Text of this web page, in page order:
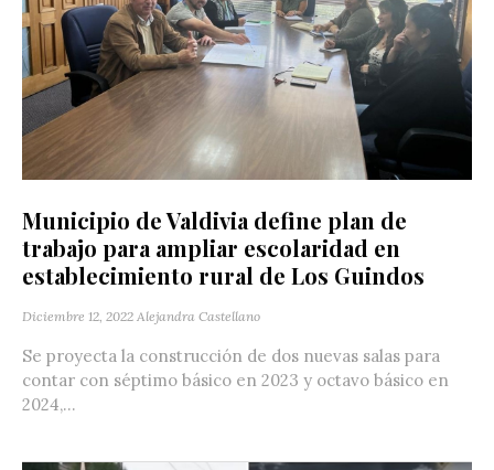
Municipio de Valdivia define plan de
trabajo para ampliar escolaridad en
establecimiento rural de Los Guindos
Diciembre 12, 2022 Alejandra Castellano
Se proyecta la construcción de dos nuevas salas para
contar con séptimo básico en 2023 y octavo básico en
2024,...